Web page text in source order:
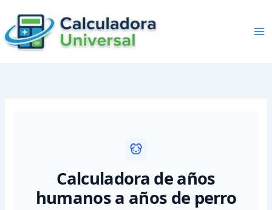
content
Calculadora de años
humanos a años de perro